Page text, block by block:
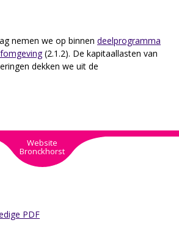
nemen we op binnen deelprogramma
(2.1.2). De kapitaallasten van
dekken we uit de
Website
Bronckhorst
PDF